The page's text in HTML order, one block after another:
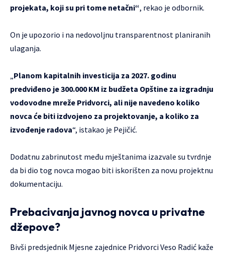
projekata, koji su pri tome netačni“, rekao je odbornik.
On je upozorio i na nedovoljnu transparentnost planiranih
ulaganja.
Planom kapitalnih investicija za 2027. godinu
predviđeno je 300.000 KM iz budžeta Opštine za izgradnju
vodovodne mreže Pridvorci, ali nije navedeno koliko
novca će biti izdvojeno za projektovanje, a koliko za
izvođenje radova“, istakao je Pejičić.
Dodatnu zabrinutost među mještanima izazvale su tvrdnje
da bi dio tog novca mogao biti iskorišten za novu projektnu
dokumentaciju.
Prebacivanja javnog novca u privatne
džepove?
Bivši predsjednik Mjesne zajednice Pridvorci Veso Radić kaže